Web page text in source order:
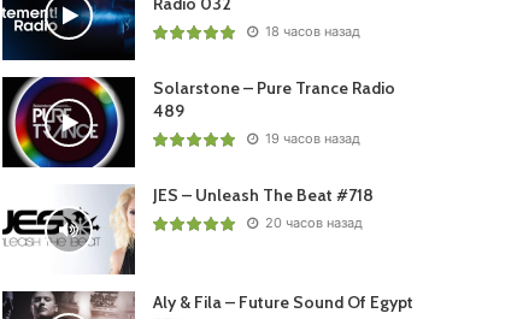
18 часов назад
Solarstone – Pure Trance Radio
489
19 часов назад
JES – Unleash The Beat #718
20 часов назад
Aly & Fila – Future Sound Of Egypt